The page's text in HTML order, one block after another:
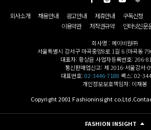
회사소개 채용안내 광고안내 제휴안내 구독신청
이용약관
저작권규약 인터넷신문
회사명 : 메이비원㈜
서울특별시 강서구 마곡중앙8로 1길 6 (마곡동
대표자: 황상윤 사업자등록번호: 206-
통신판매업신고: 제 2016-서울강서-
대표번호: 02-3446-7188 팩스: 02-
개인정보보호책임자: 이재봉
Copyright 2001 Fashioninsight
FASHION INSIGHT